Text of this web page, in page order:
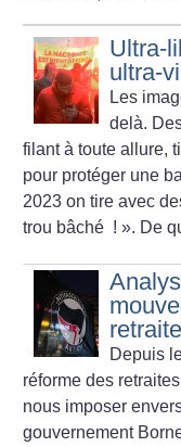
Ultra-
ultra-
Les
delà.
filant à toute allure,
pour protéger une
2023 on tire avec
trou bâché ! ». De
Depuis
réforme des
nous imposer
gouvernement